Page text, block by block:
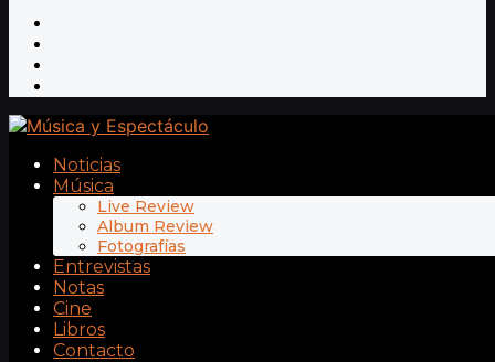
Noticias
Música
Live Review
Album Review
Fotografías
Entrevistas
Notas
Cine
Libros
Contacto